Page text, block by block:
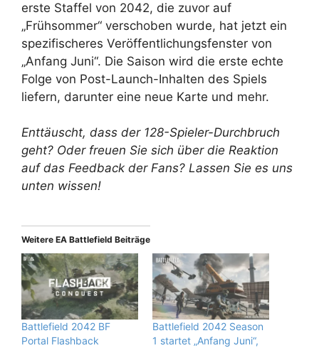
erste Staffel von 2042, die zuvor auf
„Frühsommer“ verschoben wurde, hat jetzt ein
spezifischeres Veröffentlichungsfenster von
„Anfang Juni“. Die Saison wird die erste echte
Folge von Post-Launch-Inhalten des Spiels
liefern, darunter eine neue Karte und mehr.
Enttäuscht, dass der 128-Spieler-Durchbruch
geht? Oder freuen Sie sich über die Reaktion
auf das Feedback der Fans? Lassen Sie es uns
unten wissen!
Weitere EA Battlefield Beiträge
Battlefield 2042 BF
Portal Flashback
Battlefield 2042 Season
1 startet „Anfang Juni“,